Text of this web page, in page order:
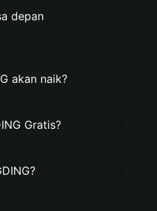
depan
akan naik?
Gratis?